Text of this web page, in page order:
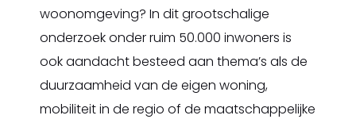
woonomgeving? In dit grootschalige
onderzoek onder ruim 50.000 inwoners is
ook aandacht besteed aan thema’s als de
duurzaamheid van de eigen woning,
mobiliteit in de regio of de maatschappelijke